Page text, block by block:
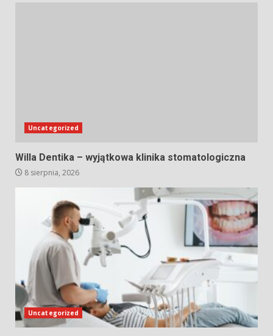
Uncategorized
Willa Dentika – wyjątkowa klinika stomatologiczna
8 sierpnia, 2026
Uncategorized